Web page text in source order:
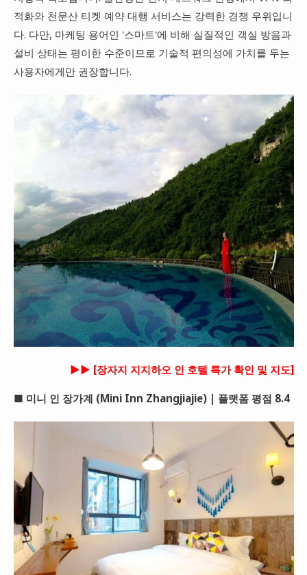
적화와 천문산 티켓 예약 대행 서비스는 강력한 경쟁 우위입니
다. 다만, 마케팅 용어인 '스마트'에 비해 실질적인 객실 방음과
설비 상태는 평이한 수준이므로 기술적 편의성에 가치를 두는
사용자에게만 권장합니다.
►► [장자지 지지하오 인 호텔 특가 확인 및 지도]
■ 미니 인 장가계 (Mini Inn Zhangjiajie) | 플랫폼 평점 8.4